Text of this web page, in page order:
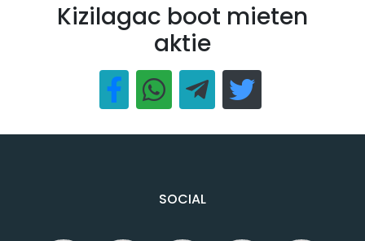
Kizilagac boot mieten
aktie
SOCIAL